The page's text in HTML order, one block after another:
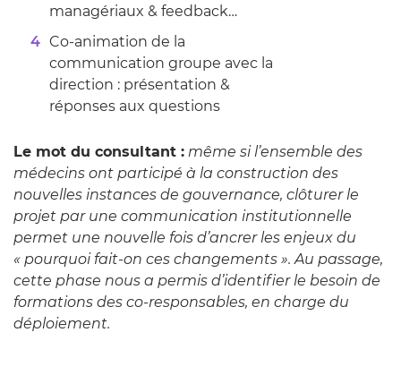
managériaux & feedback…
Co-animation de la
communication groupe avec la
direction : présentation &
réponses aux questions
Le mot du consultant : même si l’ensemble des
médecins ont participé à la construction des
nouvelles instances de gouvernance, clôturer le
projet par une communication institutionnelle
permet une nouvelle fois d’ancrer les enjeux du
« pourquoi fait-on ces changements ». Au passage,
cette phase nous a permis d’identifier le besoin de
formations des co-responsables, en charge du
déploiement.